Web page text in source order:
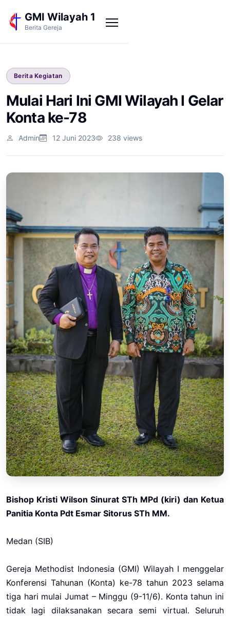
GMI Wilayah 1
Berita Gereja
Berita Kegiatan
Mulai Hari Ini GMI Wilayah I Gelar
Konta ke-78
Admin 12 Juni 2023 238 views
Bishop Kristi Wilson Sinurat STh MPd (kiri) dan Ketua
Panitia Konta Pdt Esmar Sitorus STh MM.
Medan (SIB)
Gereja Methodist Indonesia (GMI) Wilayah I menggelar
Konferensi Tahunan (Konta) ke-78 tahun 2023 selama
tiga hari mulai Jumat – Minggu (9-11/6). Konta tahun ini
tidak lagi dilaksanakan secara semi virtual. Seluruh